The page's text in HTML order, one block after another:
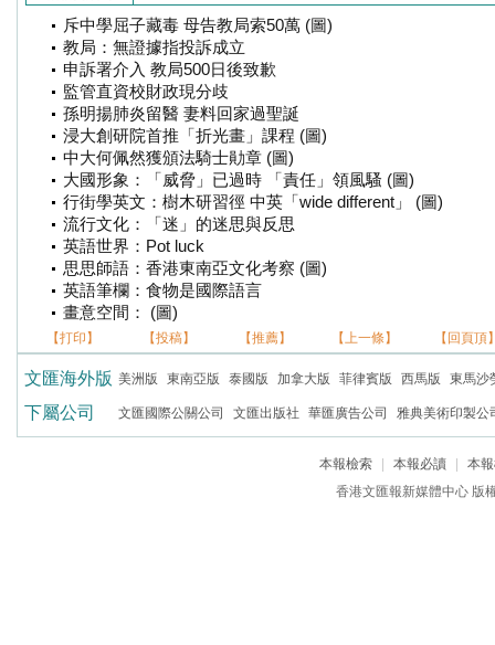
斥中學屈子藏毒 母告教局索50萬 (圖)
教局：無證據指投訴成立
申訴署介入 教局500日後致歉
監管直資校財政現分歧
孫明揚肺炎留醫 妻料回家過聖誕
浸大創研院首推「折光畫」課程 (圖)
中大何佩然獲頒法騎士勛章 (圖)
大國形象：「威脅」已過時 「責任」領風騷 (圖)
行街學英文：樹木研習徑 中英「wide different」 (圖)
流行文化：「迷」的迷思與反思
英語世界：Pot luck
思思師語：香港東南亞文化考察 (圖)
英語筆欄：食物是國際語言
畫意空間： (圖)
【打印】 【投稿】 【推薦】 【上一條】 【回頁頂
文匯海外版 美洲版 東南亞版 泰國版 加拿大版 菲律賓版 西馬版 東馬沙
下屬公司 文匯國際公關公司 文匯出版社 華匯廣告公司 雅典美術印製公
本報檢索 本報必讀
本
香港文匯報新媒體中心 版